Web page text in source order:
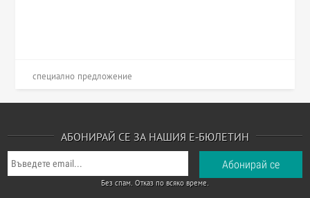
специално предложение
АБОНИРАЙ СЕ ЗА НАШИЯ Е-БЮЛЕТИН
Без спам. Отказ по всяко време.